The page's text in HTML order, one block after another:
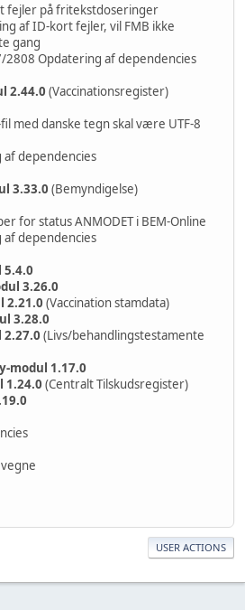
fejler på fritekstdoseringer
af ID-kort fejler, vil FMB ikke
gang
2808 Opdatering af dependencies
2.44.0 (Vaccinationsregister)
med danske tegn skal være UTF-8
af dependencies
3.33.0 (Bemyndigelse)
for status ANMODET i BEM-Online
af dependencies
5.4.0
3.26.0
2.21.0 (Vaccination stamdata)
3.28.0
2.27.0 (Livs/behandlingstestamente
modul 1.17.0
1.24.0 (Centralt Tilskudsregister)
USER ACTIONS